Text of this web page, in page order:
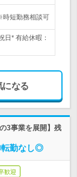
短勤務相談可
日* 有給休暇：
になる
3事業を展開】残
勤なし◎
歓迎